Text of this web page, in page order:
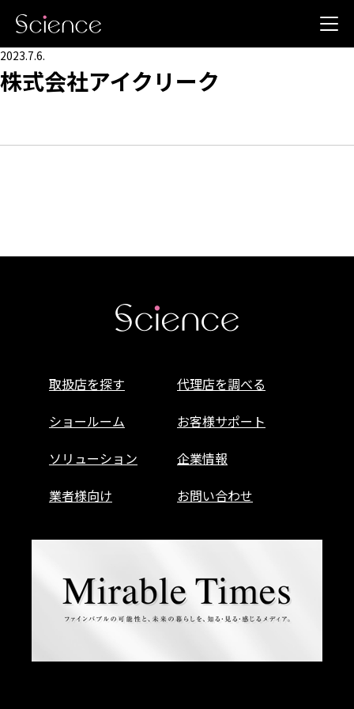
2023.7.6.
株式会社アイクリーク
取扱店を探す
代理店を調べる
ショールーム
お客様サポート
ソリューション
企業情報
業者様向け
お問い合わせ